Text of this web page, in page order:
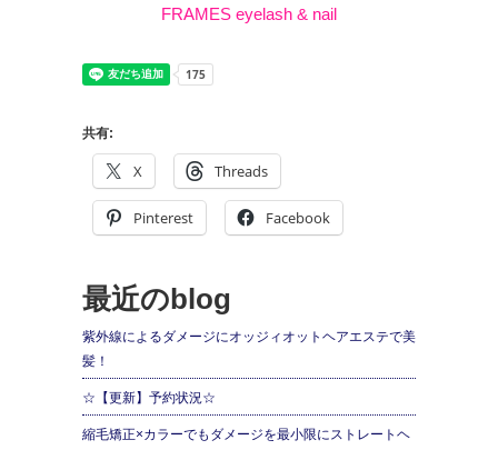
FRAMES eyelash & nail
共有:
X Threads
Pinterest Facebook
最近のblog
紫外線によるダメージにオッジィオットヘアエステで美
髪！
☆【更新】予約状況☆
縮毛矯正×カラーでもダメージを最小限にストレートヘ